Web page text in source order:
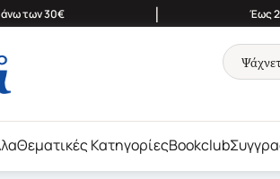
των 30€ | Έως
Θεματικές ΚατηγορίεςBookclub